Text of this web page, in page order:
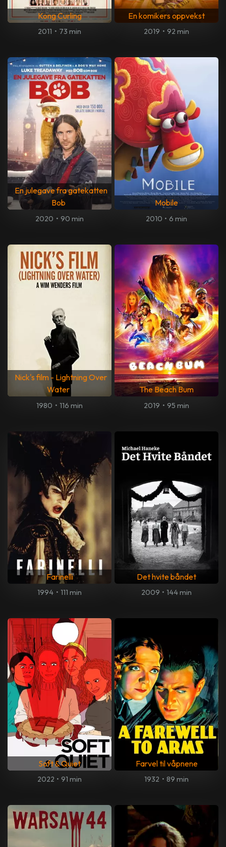
Kong Curling
2011 • 73 min
En komikers oppvekst
2019 • 92 min
En julegave fra gatekatten
Bob
2020 • 90 min
Mobile
2010 • 6 min
Nick's film - Lightning Over
Water
1980 • 116 min
The Beach Bum
2019 • 95 min
Farinelli
1994 • 111 min
Det hvite båndet
2009 • 144 min
Soft & Quiet
2022 • 91 min
Farvel til våpnene
1932 • 89 min